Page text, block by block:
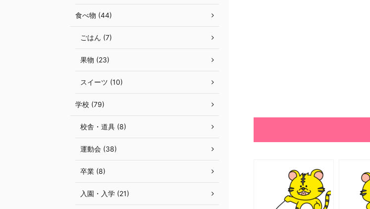
食べ物 (44)
ごはん (7)
果物 (23)
スイーツ (10)
学校 (79)
校舎・道具 (8)
運動会 (38)
卒業 (8)
入園・入学 (21)